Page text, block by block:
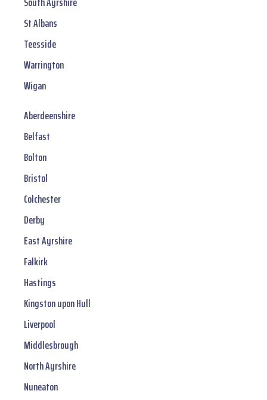
St Albans
Teesside
Warrington
Wigan
Aberdeenshire
Belfast
Bolton
Bristol
Colchester
Derby
East Ayrshire
Falkirk
Hastings
Kingston upon Hull
Liverpool
Middlesbrough
North Ayrshire
Nuneaton